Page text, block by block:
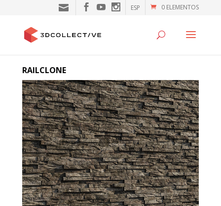
0 ELEMENTOS
ESP
RAILCLONE